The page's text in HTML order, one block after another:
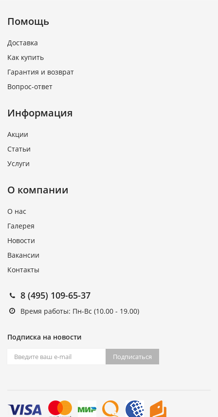
Помощь
Доставка
Как купить
Гарантия и возврат
Вопрос-ответ
Информация
Акции
Статьи
Услуги
О компании
О нас
Галерея
Новости
Вакансии
Контакты
8 (495) 109-65-37
Время работы: Пн-Вс (10.00 - 19.00)
Подписка на новости
Подписаться